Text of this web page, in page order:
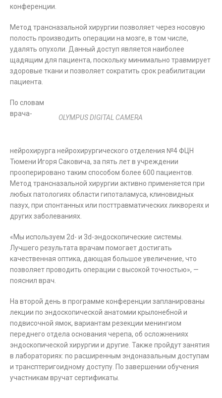
конференции.
Метод трансназальной хирургии позволяет через носовую
полость производить операции на мозге, в том числе,
удалять опухоли. Данный доступ является наиболее
щадящим для пациента, поскольку минимально травмирует
здоровые ткани и позволяет сократить срок реабилитации
пациента.
OLYMPUS DIGITAL CAMERA
По словам
врача-
нейрохирурга нейрохирургического отделения №4 ФЦН
Тюмени Игоря Саковича, за пять лет в учреждении
прооперировано таким способом более 600 пациентов.
Метод трансназальной хирургии активно применяется при
любых патологиях области гипоталамуса, клиновидных
пазух, при спонтанных или посттравматических ликвореях и
других заболеваниях.
«Мы используем 2d- и 3d-эндоскопические системы.
Лучшего результата врачам помогает достигать
качественная оптика, дающая большое увеличение, что
позволяет проводить операции с высокой точностью», —
пояснил врач.
На второй день в программе конференции запланированы
лекции по эндоскопической анатомии крылонебной и
подвисочной ямок, вариантам резекции менингиом
переднего отдела основания черепа, об осложнениях
эндоскопической хирургии и другие. Также пройдут занятия
в лабораториях: по расширенным эндоназальным доступам
и трансптеригоидному доступу. По завершении обучения
участникам вручат сертификаты.